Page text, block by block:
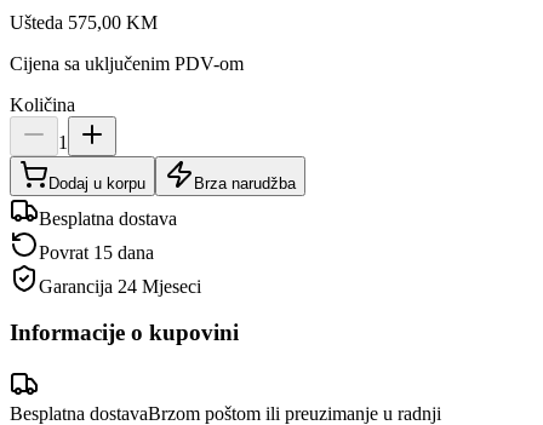
Ušteda 575,00 KM
Cijena sa uključenim PDV-om
Količina
1
Dodaj u korpu Brza narudžba
Besplatna dostava
Povrat 15 dana
Garancija 24 Mjeseci
Informacije o kupovini
Besplatna dostavaBrzom poštom ili preuzimanje u radnji